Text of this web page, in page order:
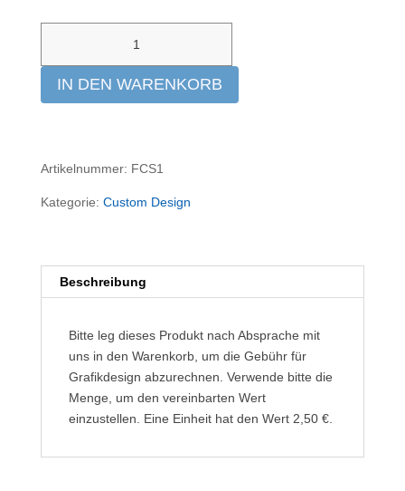
IN DEN WARENKORB
Artikelnummer: FCS1
Kategorie: Custom Design
Beschreibung
Bitte leg dieses Produkt nach Absprache mit
uns in den Warenkorb, um die Gebühr für
Grafikdesign abzurechnen. Verwende bitte die
Menge, um den vereinbarten Wert
einzustellen. Eine Einheit hat den Wert 2,50 €.